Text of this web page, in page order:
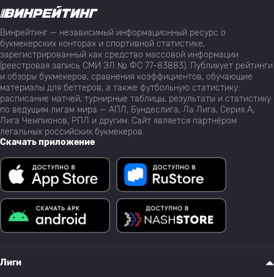
Винрейтинг — независимый информационный ресурс о
букмекерских конторах и спортивной статистике,
зарегистрированный как средство массовой информации
(реестровая запись СМИ ЭЛ № ФС 77-83883). Публикует рейтинги
и обзоры букмекеров, сравнения коэффициентов, обучающие
материалы для беттеров, а также футбольную статистику:
расписание матчей, турнирные таблицы, результаты и статистику
по ведущим лигам мира — АПЛ, Бундеслига, Ла Лига, Серия А,
Лига Чемпионов, РПЛ и другим. Сайт является партнёром
легальных российских букмекеров.
Скачать приложение
Лиги